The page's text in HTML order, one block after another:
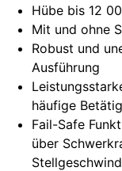
Hübe bis 12
Mit und ohne
Robust und
Ausführung
häufige
Fail-Safe
über